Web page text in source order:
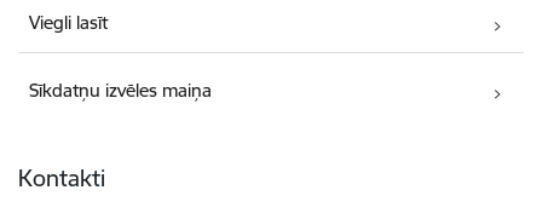
Viegli lasīt
Sīkdatņu izvēles maiņa
Kontakti